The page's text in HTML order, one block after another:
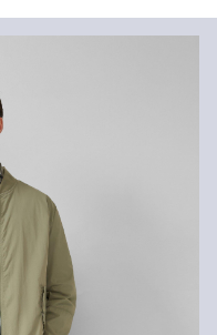
8 pracovných dní
14 dní.